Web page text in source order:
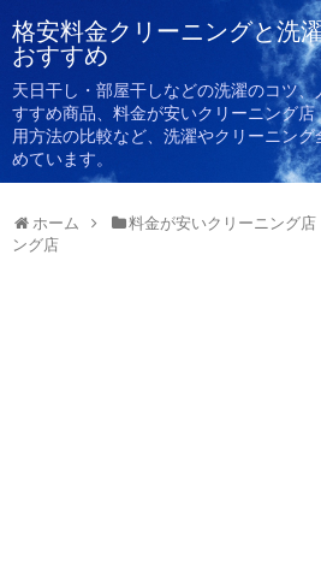
格安料金クリーニングと洗
おすすめ
天日干し・部屋干しなどの洗濯のコツ
すすめ商品、料金が安いクリーニング
用方法の比較など、洗濯やクリーニング
めています。
ホーム 料金が安いクリーニング店
ング店